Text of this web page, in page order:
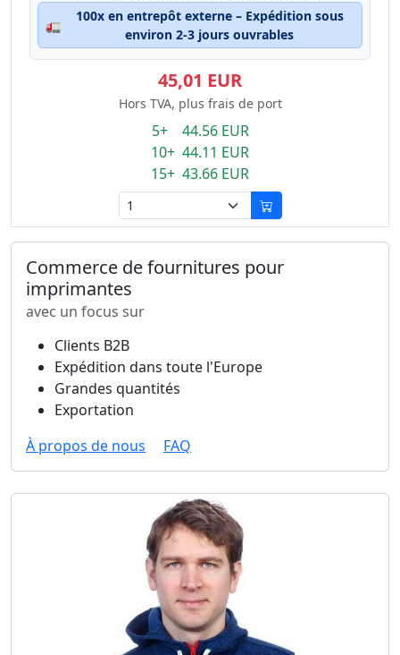
🚛
100x en entrepôt externe – Expédition sous
environ 2-3 jours ouvrables
45,01 EUR
Hors TVA, plus frais de port
5+ 44.56 EUR
10+ 44.11 EUR
15+ 43.66 EUR
Commerce de fournitures pour
imprimantes
avec un focus sur
Clients B2B
Expédition dans toute l'Europe
Grandes quantités
Exportation
À propos de nous
FAQ